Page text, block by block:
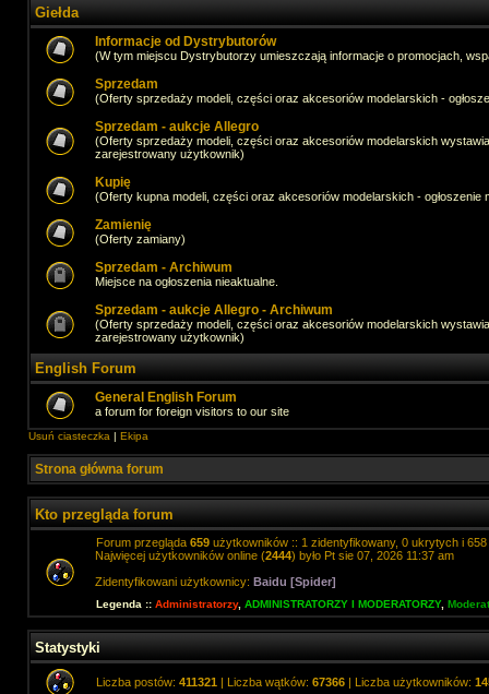
Giełda
Informacje od Dystrybutorów
(W tym miejscu Dystrybutorzy umieszczają informacje o promocjach,
Sprzedam
(Oferty sprzedaży modeli, części oraz akcesoriów modelarskich -
Sprzedam - aukcje Allegro
(Oferty sprzedaży modeli, części oraz akcesoriów modelarskich
zarejestrowany użytkownik)
Kupię
(Oferty kupna modeli, części oraz akcesoriów modelarskich -
Zamienię
(Oferty zamiany)
Sprzedam - Archiwum
Miejsce na ogłoszenia nieaktualne.
Sprzedam - aukcje Allegro - Archiwum
(Oferty sprzedaży modeli, części oraz akcesoriów modelarskich
zarejestrowany użytkownik)
English Forum
General English Forum
a forum for foreign visitors to our site
Usuń ciasteczka | Ekipa
Strona główna forum
Kto przegląda forum
Forum przegląda 659 użytkowników :: 1 zidentyfikowany, 0 ukrytych i
Najwięcej użytkowników online (2444) było Pt sie 07, 2026 11:37 am
Zidentyfikowani użytkownicy: Baidu [Spider]
Legenda :: Administratorzy, ADMINISTRATORZY I MODERATORZY,
Statystyki
Liczba postów: 411321 | Liczba wątków: 67366 | Liczba użytkowników: